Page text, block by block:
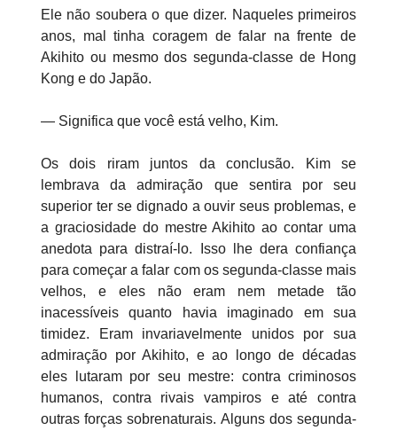
Ele não soubera o que dizer. Naqueles primeiros
anos, mal tinha coragem de falar na frente de
Akihito ou mesmo dos segunda-classe de Hong
Kong e do Japão.
— Significa que você está velho, Kim.
Os dois riram juntos da conclusão. Kim se
lembrava da admiração que sentira por seu
superior ter se dignado a ouvir seus problemas, e
a graciosidade do mestre Akihito ao contar uma
anedota para distraí-lo. Isso lhe dera confiança
para começar a falar com os segunda-classe mais
velhos, e eles não eram nem metade tão
inacessíveis quanto havia imaginado em sua
timidez. Eram invariavelmente unidos por sua
admiração por Akihito, e ao longo de décadas
eles lutaram por seu mestre: contra criminosos
humanos, contra rivais vampiros e até contra
outras forças sobrenaturais. Alguns dos segunda-